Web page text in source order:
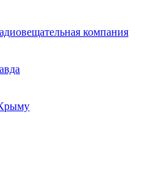
компания